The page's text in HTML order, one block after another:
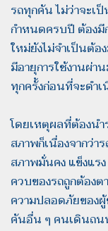
รถทุกคัน ไม่ว่าจะเ
กำหนดครบปี ต้องมี
ใหม่ยังไม่จำเป็นต้อ
มีอายุการใช้งานผ่า
ทุกครั้งก่อนที่จะดำ
โดยเหตุผลที่ต้องน
สภาพก็เนื่องจากว่
สภาพมั่นคง แข็งแ
ควบของรถถูกต้อง
ความปลอดภัยของ
คันอื่น ๆ คนเดินถน